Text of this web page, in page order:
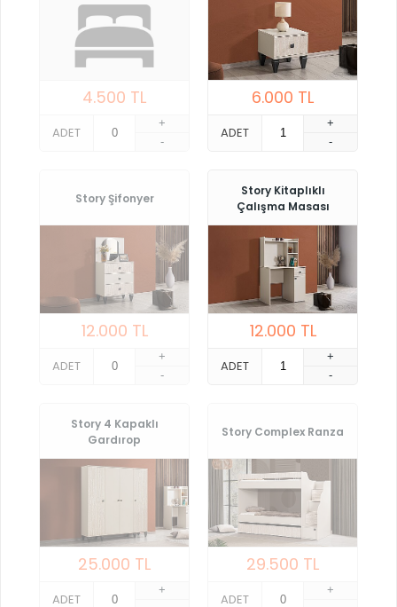
4.500 TL
ADET
+
-
6.000 TL
ADET
+
-
Story Şifonyer
12.000 TL
ADET
+
-
Story Kitaplıklı
Çalışma Masası
12.000 TL
ADET
+
-
Story 4 Kapaklı
Gardırop
25.000 TL
ADET
+
Story Complex Ranza
29.500 TL
ADET
+